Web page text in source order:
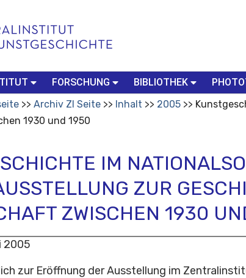
FORSCHUNG BIBLIOTHEK
Archiv ZI Seite Inhalt 2005
1930 und 1950
IM
ZUR
ZWISCHEN 1930
2005
zur Eröffnung der Ausstellung im